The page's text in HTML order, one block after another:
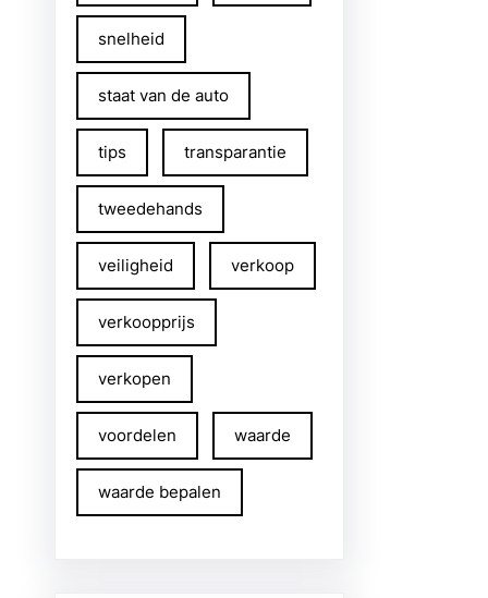
snelheid
staat van de auto
tips transparantie
tweedehands
veiligheid verkoop
verkoopprijs
verkopen
voordelen waarde
waarde bepalen